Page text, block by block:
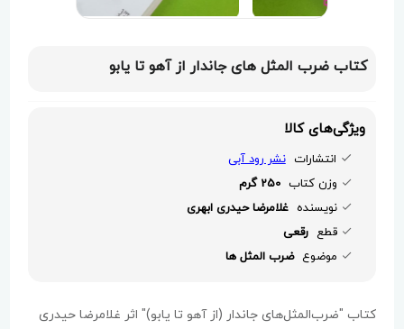
کتاب ضرب المثل های جاندار از آهو تا یابو
ویژگی‌های کالا
انتشارات نشر رود آبی
وزن کتاب 250 گرم
نویسنده غلامرضا حیدری ابهری
قطع رقعی
موضوع ضرب المثل ها
کتاب "ضرب‌المثل‌های جاندار (از آهو تا یابو)" اثر غلامرضا حیدری